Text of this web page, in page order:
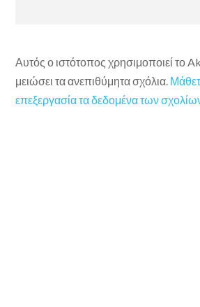
Αυτός ο ιστότοπος χρησιμοποιεί το
μειώσει τα ανεπιθύμητα σχόλια.
επεξεργασία τα δεδομένα των